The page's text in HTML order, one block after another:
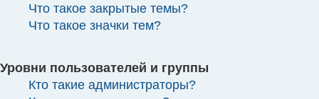
Что такое закрытые темы?
Что такое значки тем?
Уровни пользователей и группы
Кто такие администраторы?